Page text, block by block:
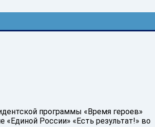
программы «Время героев»
России» «Есть результат!» во